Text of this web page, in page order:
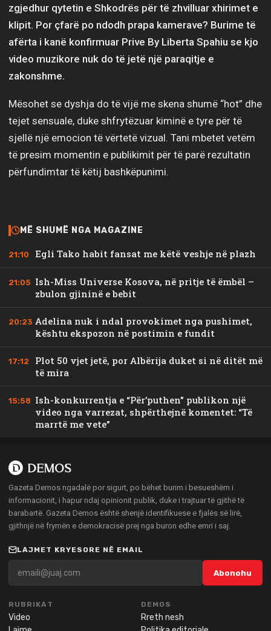
zgjedhur qytetin e Shkodrës për të zhvilluar xhirimet e
klipit. Por çfarë po ndodh prapa kamerave? Burime të
afërta i kanë konfirmuar Prive By Liberta Spahiu se kjo
video muzikore nuk do të jetë një paraqitje e
zakonshme.
Mësohet se dyshja do të vijë me skena shumë “hot” dhe
tejet sensuale, duke shfrytëzuar kiminë e tyre për të
sjellë një emocion të vërtetë vizual. Tani mbetet vetëm
të presim momentin e publikimit për të parë rezultatin
përfundimtar të këtij bashkëpunimi.
MË SHUMË NGA MAGAZINE
21:10 Egli Tako habit fansat me këtë veshje në plazh
21:05 Ish-Miss Universe Kosova, në pritje të ëmbël –
zbulon gjininë e bebit
20:23 Adelina nuk i ndal provokimet nga pushimet,
kështu ekspozon në postimin e fundit
17:12
Plot 50 vjet jetë, por Albërija duket si në ditët më
të mira
15:58 Ish-konkurrentja e “Për’puthen” publikon një
video nga varrezat, shpërthejnë komentet: “Të
marrtë me vete”
Gazeta Demos ngadalë por sigurt, po bëhet burim i besueshëm i
informacionit, i hapur ndaj opinionit publik, duke i trajtuar të gjithë të
barabartë. Gazeta Demos është shenjë identifikuese e fjalës së lirë,
gjithnjë në frymën e demokracisë prej nga buron edhe emri i saj.
LAJMET KRYESORE NË EMAIL
Abonohu
RUBRIKAT
Video
DEMOS
Rreth nesh